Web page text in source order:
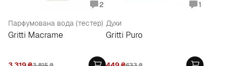
2
Парфумована вода (тестер)
Gritti Macrame
1
Духи
Gritti Puro